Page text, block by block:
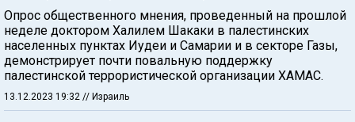
Опрос общественного мнения, проведенный на прошлой
неделе доктором Халилем Шакаки в палестинских
населенных пунктах Иудеи и Самарии и в секторе Газы,
демонстрирует почти повальную поддержку
палестинской террористической организации ХАМАС.
13.12.2023 19:32 // Израиль